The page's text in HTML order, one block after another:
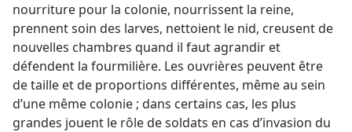
nourriture pour la colonie, nourrissent la reine,
prennent soin des larves, nettoient le nid, creusent de
nouvelles chambres quand il faut agrandir et
défendent la fourmilière. Les ouvrières peuvent être
de taille et de proportions différentes, même au sein
d’une même colonie ; dans certains cas, les plus
grandes jouent le rôle de soldats en cas d’invasion du